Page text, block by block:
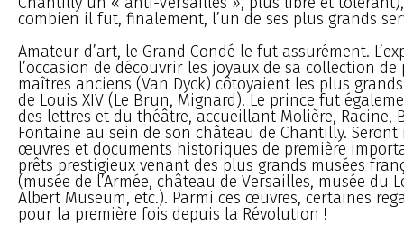
combien il fut, finalement, l’un de ses plus grands
Amateur d’art, le Grand Condé le fut assurément.
l’occasion de découvrir les joyaux de sa collection
maîtres anciens (Van Dyck) côtoyaient les plus
de Louis XIV (Le Brun, Mignard). Le prince fut
des lettres et du théâtre, accueillant Molière, Racine,
Fontaine au sein de son château de Chantilly. Seront
œuvres et documents historiques de première
prêts prestigieux venant des plus grands musées
(musée de l’Armée, château de Versailles, musée du
Albert Museum, etc.). Parmi ces œuvres, certaines
pour la première fois depuis la Révolution !